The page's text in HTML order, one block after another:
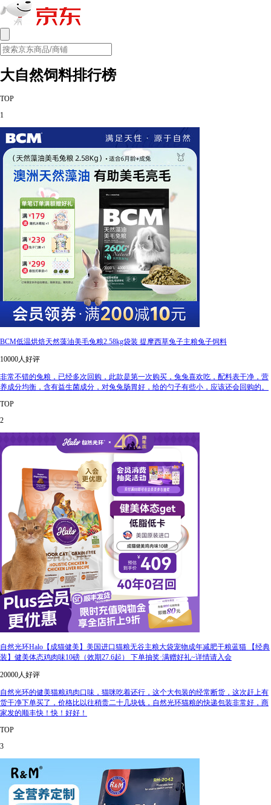
大自然饲料排行榜
TOP
1
BCM低温烘焙天然藻油美毛兔粮2.58kg袋装 提摩西草兔子主粮兔子饲料
10000人好评
非常不错的兔粮，已经多次回购，此款是第一次购买，兔兔喜欢吃，配料表干净，营
养成分均衡，含有益生菌成分，对兔兔肠胃好，给的勺子有些小，应该还会回购的。
TOP
2
自然光环Halo【成猫健美】美国进口猫粮无谷主粮大袋宠物成年减肥干粮蓝猫 【经典
装】健美体态鸡肉味10磅（效期27.6起） 下单抽奖·满赠好礼~详情请入会
20000人好评
自然光环的健美猫粮鸡肉口味，猫咪吃着还行，这个大包装的经常断货，这次赶上有
货干净下单买了，价格比以往稍贵二十几块钱，自然光环猫粮的快递包装非常好，商
家发的顺丰快！快！好好！
TOP
3